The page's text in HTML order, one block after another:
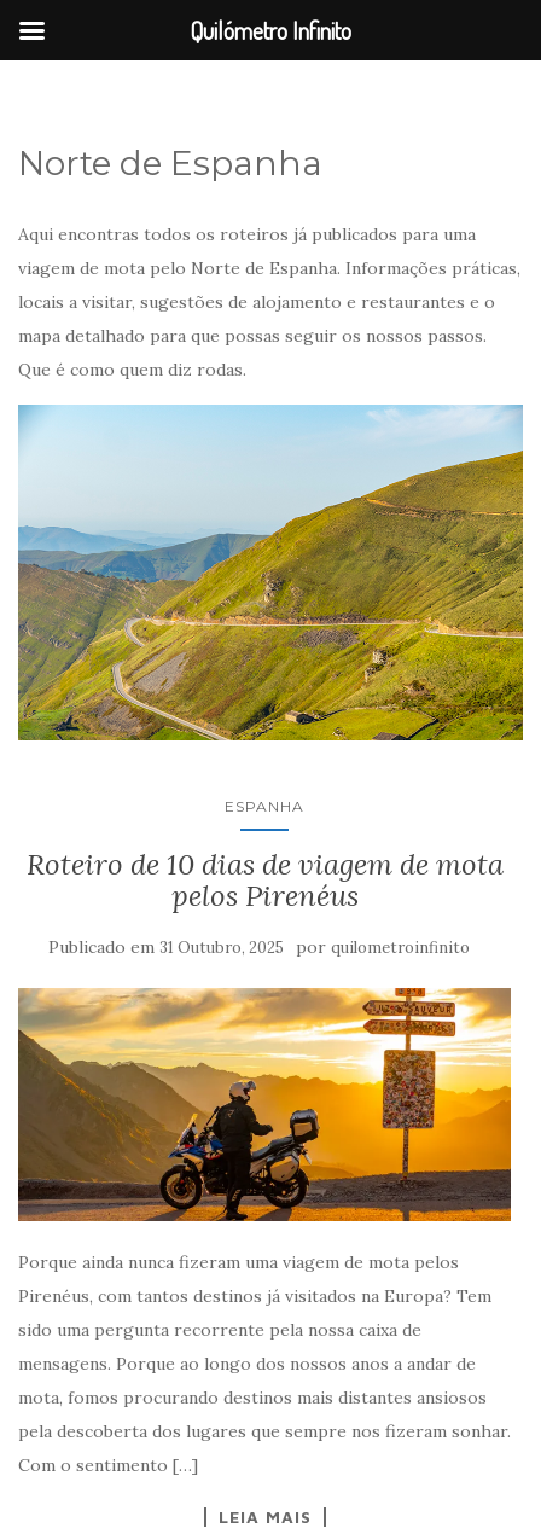
Norte de Espanha
Aqui encontras todos os roteiros já publicados para uma
viagem de mota pelo Norte de Espanha. Informações práticas,
locais a visitar, sugestões de alojamento e restaurantes e o
mapa detalhado para que possas seguir os nossos passos.
Que é como quem diz rodas.
ESPANHA
Roteiro de 10 dias de viagem de mota
pelos Pirenéus
Publicado em 31 Outubro, 2025 por quilometroinfinito
Porque ainda nunca fizeram uma viagem de mota pelos
Pirenéus, com tantos destinos já visitados na Europa? Tem
sido uma pergunta recorrente pela nossa caixa de
mensagens. Porque ao longo dos nossos anos a andar de
mota, fomos procurando destinos mais distantes ansiosos
pela descoberta dos lugares que sempre nos fizeram sonhar.
Com o sentimento […]
LEIA MAIS
Quilómetro Infinito